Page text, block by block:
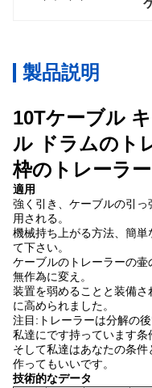
製品説明
10Tケーブル
ル ドラムのト
枠のトレーラー
適用
強く引き、ケーブルの引
用される。
機械持ち上がる方法、簡
て下さい。
ケーブルのトレーラーの
無作為に変え。
装置を弱めることと装備
に高められました。
注目:トレーラーは分解の
私達にです持っています条
そして私達はあなたの条
作ってもいいです。
技術的なデータ